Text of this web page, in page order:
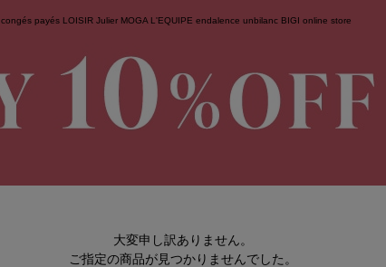
congés payés LOISIR Julier MOGA L'EQUIPE endalence unbilanc BIGI online store
大変申し訳ありません。
ご指定の商品が見つかりませんでした。